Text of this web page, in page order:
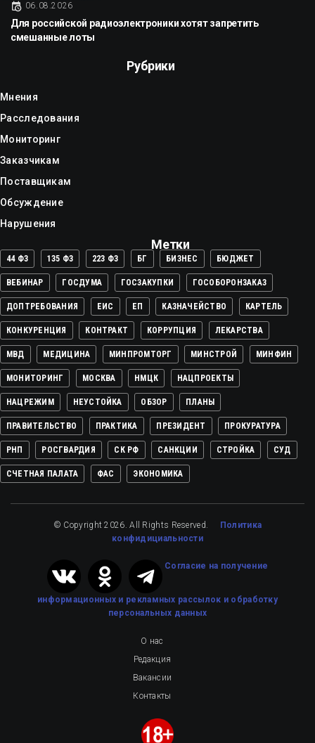
06.08.2026
Для российской радиоэлектроники хотят запретить
смешанные лоты
Рубрики
Мнения
Расследования
Мониторинг
Заказчикам
Поставщикам
Обсуждение
Нарушения
Метки
44 ФЗ 135 ФЗ 223 ФЗ БГ БИЗНЕС БЮДЖЕТ
ВЕБИНАР ГОСДУМА ГОСЗАКУПКИ ГОСОБОРОНЗАКАЗ
ДОПТРЕБОВАНИЯ ЕИС ЕП КАЗНАЧЕЙСТВО КАРТЕЛЬ
КОНКУРЕНЦИЯ КОНТРАКТ КОРРУПЦИЯ ЛЕКАРСТВА
МВД МЕДИЦИНА МИНПРОМТОРГ МИНСТРОЙ МИНФИН
МОНИТОРИНГ МОСКВА НМЦК НАЦПРОЕКТЫ
НАЦРЕЖИМ НЕУСТОЙКА ОБЗОР ПЛАНЫ
ПРАВИТЕЛЬСТВО ПРАКТИКА ПРЕЗИДЕНТ ПРОКУРАТУРА
РНП РОСГВАРДИЯ СК РФ САНКЦИИ СТРОЙКА СУД
СЧЕТНАЯ ПАЛАТА ФАС ЭКОНОМИКА
© Copyright 2026. All Rights Reserved. Политика
конфидициальности
Cогласие на получение
информационных и рекламных рассылок и обработку
персональных данных
О нас
Редакция
Вакансии
Контакты